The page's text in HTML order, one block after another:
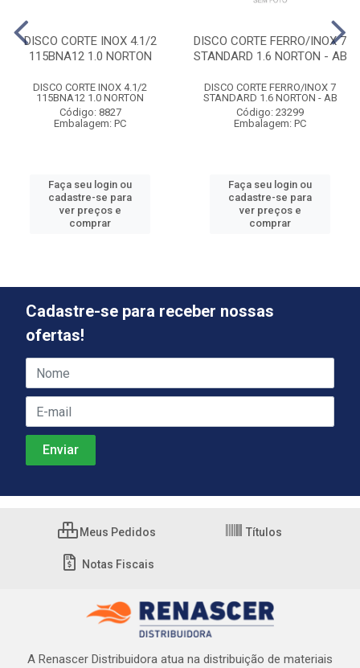
DISCO CORTE INOX 4.1/2
115BNA12 1.0 NORTON
DISCO CORTE INOX 4.1/2
115BNA12 1.0 NORTON
Código: 8827
Embalagem: PC
Faça seu login ou
cadastre-se para
ver preços e
comprar
DISCO CORTE FERRO/INOX 7
STANDARD 1.6 NORTON - AB
DISCO CORTE FERRO/INOX 7
STANDARD 1.6 NORTON - AB
Código: 23299
Embalagem: PC
Faça seu login ou
cadastre-se para
ver preços e
comprar
Cadastre-se para receber nossas
ofertas!
Meus Pedidos Títulos
Notas Fiscais
A Renascer Distribuidora atua na distribuição de materiais